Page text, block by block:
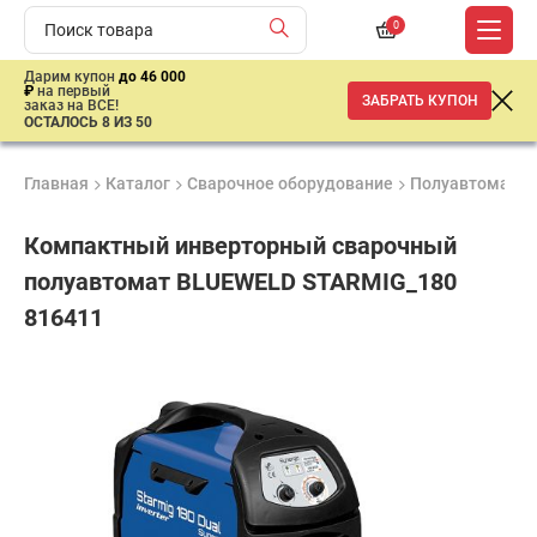
0
Дарим купон до 46 000
₽ на первый
заказ на ВСЕ!
ОСТАЛОСЬ 8 ИЗ 50
ЗАБРАТЬ КУПОН
Главная Каталог Сварочное оборудование
Компактный инверторный сварочный
полуавтомат BLUEWELD STARMIG_180
816411
от 2 дней